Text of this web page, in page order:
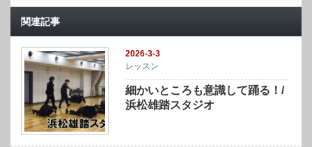
関連記事
2026-3-3
レッスン
細かいところも意識して踊る！/
浜松雄踏スタジオ